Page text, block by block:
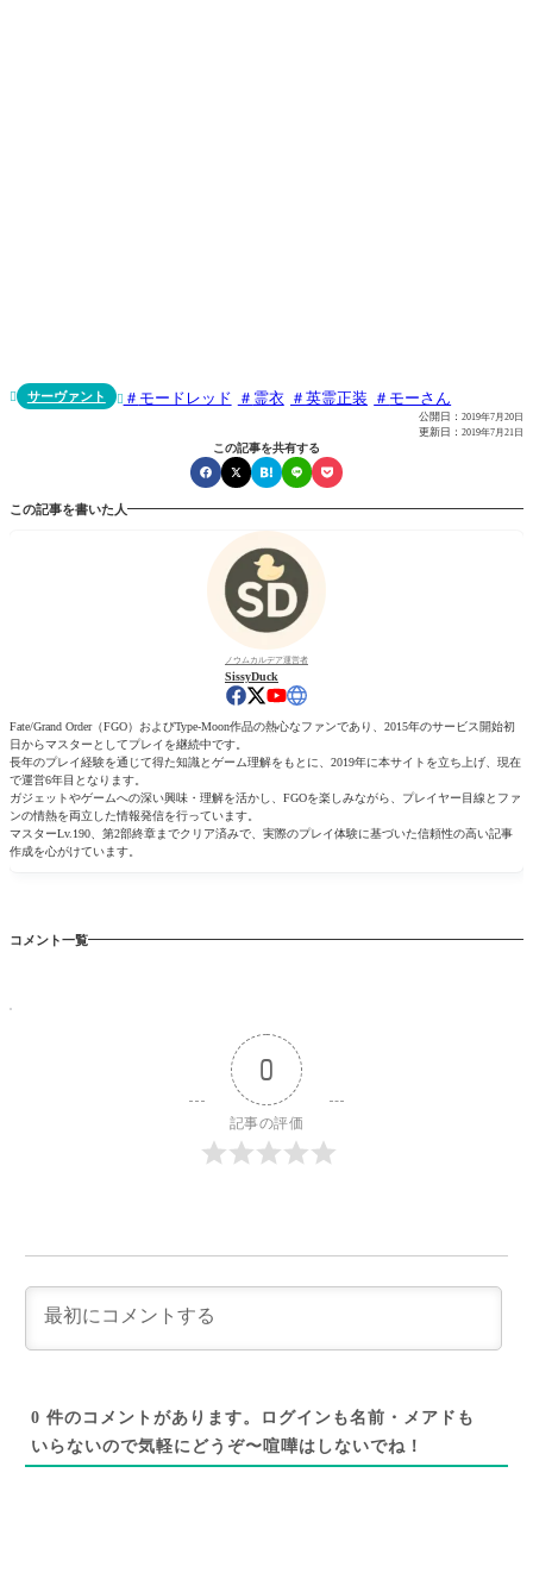
 サーヴァント  モードレッド 霊衣 英霊正装 モーさん
公開日： 2019年7月20日
更新日： 2019年7月21日
この記事を共有する
この記事を書いた人
ノウムカルデア運営者
SissyDuck
Fate/Grand Order（FGO）およびType-Moon作品の熱心なファンであり、2015年のサービス開始初
日からマスターとしてプレイを継続中です。
長年のプレイ経験を通じて得た知識とゲーム理解をもとに、2019年に本サイトを立ち上げ、現在
で運営6年目となります。
ガジェットやゲームへの深い興味・理解を活かし、FGOを楽しみながら、プレイヤー目線とファ
ンの情熱を両立した情報発信を行っています。
マスターLv.190、第2部終章までクリア済みで、実際のプレイ体験に基づいた信頼性の高い記事
作成を心がけています。
コメント一覧
0
記事の評価
0 件のコメントがあります。ログインも名前・メアドも
いらないので気軽にどうぞ〜喧嘩はしないでね！